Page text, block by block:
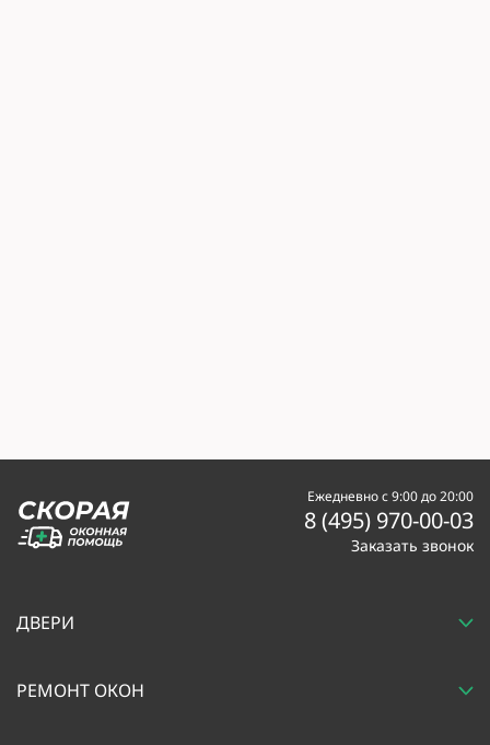
Ежедневно с 9:00 до 20:00
8 (495) 970-00-03
Заказать звонок
ДВЕРИ
РЕМОНТ ОКОН